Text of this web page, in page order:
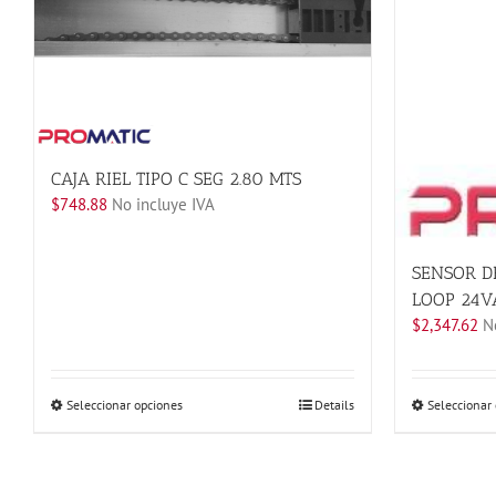
CAJA RIEL TIPO C SEG 2.80 MTS
$748.88 No incluye IVA
Seleccionar opcionesEste
Details
SENSOR
LOOP
$2,347.62
Seleccionar